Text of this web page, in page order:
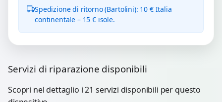
Spedizione di ritorno (Bartolini): 10 € Italia
continentale – 15 € isole.
Servizi di riparazione disponibili
Scopri nel dettaglio i 21 servizi disponibili per questo